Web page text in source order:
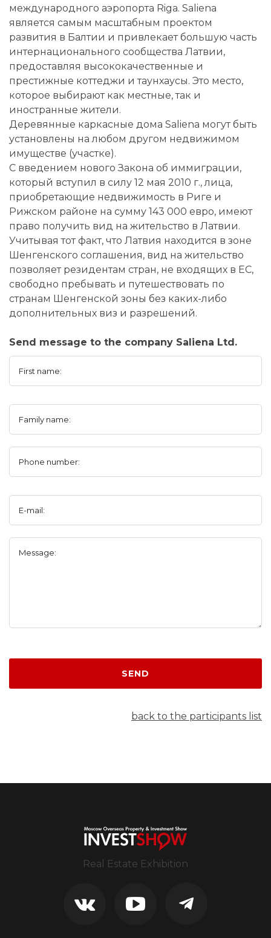
международного аэропорта Riga. Saliena
является самым масштабным проектом
развития в Балтии и привлекает большую часть
интернационального сообщества Латвии,
предоставляя высококачественные и
престижные коттеджи и таунхаусы. Это место,
которое выбирают как местные, так и
иностранные жители.
Деревянные каркасные дома Saliena могут быть
установлены на любом другом недвижимом
имуществе (участке).
С введением нового Закона об иммиграции,
который вступил в силу 12 мая 2010 г., лица,
приобретающие недвижимость в Риге и
Рижском районе на сумму 143 000 евро, имеют
право получить вид на жительство в Латвии.
Учитывая тот факт, что Латвия находится в зоне
Шенгенского соглашения, вид на жительство
позволяет резидентам стран, не входящих в ЕС,
свободно пребывать и путешествовать по
странам Шенгенской зоны без каких-либо
дополнительных виз и разрешений.
Send message to the company Saliena Ltd.
First name:
Family name:
Phone number:
E-mail:
Message:
SEND
back to the participants list
Real Estate Exhibition